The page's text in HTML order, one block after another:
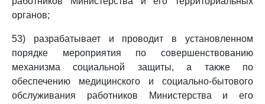
органов;
53) разрабатывает и проводит в установленном
порядке мероприятия по совершенствованию
механизма социальной защиты, а также по
обеспечению медицинского и социально-бытового
обслуживания работников Министерства и его